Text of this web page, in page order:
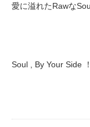
愛に溢れたRawな
Soul , By Your Side ！